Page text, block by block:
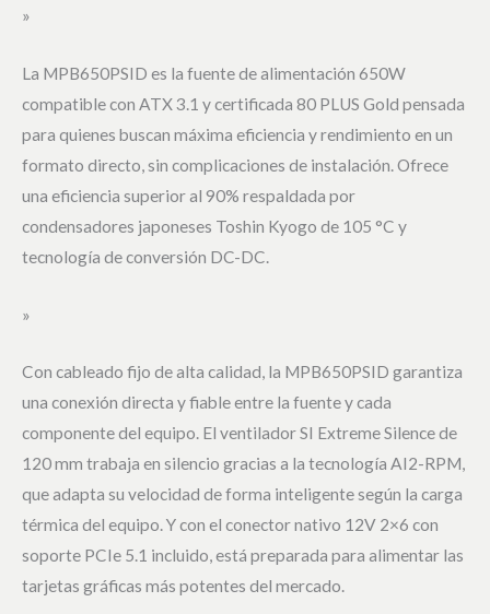
»
La MPB650PSID es la fuente de alimentación 650W
compatible con ATX 3.1 y certificada 80 PLUS Gold pensada
para quienes buscan máxima eficiencia y rendimiento en un
formato directo, sin complicaciones de instalación. Ofrece
una eficiencia superior al 90% respaldada por
condensadores japoneses Toshin Kyogo de 105 °C y
tecnología de conversión DC-DC.
»
Con cableado fijo de alta calidad, la MPB650PSID garantiza
una conexión directa y fiable entre la fuente y cada
componente del equipo. El ventilador SI Extreme Silence de
120 mm trabaja en silencio gracias a la tecnología AI2-RPM,
que adapta su velocidad de forma inteligente según la carga
térmica del equipo. Y con el conector nativo 12V 2×6 con
soporte PCIe 5.1 incluido, está preparada para alimentar las
tarjetas gráficas más potentes del mercado.